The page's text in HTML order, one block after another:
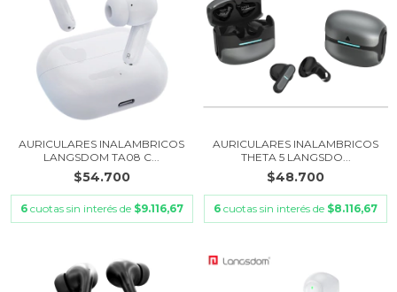
AURICULARES INALAMBRICOS
LANGSDOM TA08 C...
$54.700
6 cuotas sin interés de $9.116,67
AURICULARES INALAMBRICOS
THETA 5 LANGSDO...
$48.700
6 cuotas sin interés de $8.116,67